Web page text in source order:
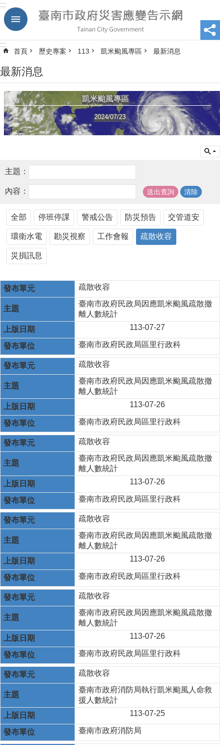
跳到主要內容區塊
:::
:::
首頁 歷史專案 113 凱米颱風專區 最新消息
最新消息
凱米颱風專區
2024/07/23
主題：
內容：
全部 停班停課 警戒公告 防災預告 交管道安
環衛水電 勘災視察 工作會報 疏散收容
災損訊息
疏散收容
臺南市政府民政局因應凱米颱風疏散撤
離人數統計
113-07-27
臺南市政府民政局區里行政科
疏散收容
臺南市政府民政局因應凱米颱風疏散撤
離人數統計
113-07-26
臺南市政府民政局區里行政科
疏散收容
臺南市政府民政局因應凱米颱風疏散撤
離人數統計
113-07-26
臺南市政府民政局區里行政科
疏散收容
臺南市政府民政局因應凱米颱風疏散撤
離人數統計
113-07-26
臺南市政府民政局區里行政科
疏散收容
臺南市政府民政局因應凱米颱風疏散撤
離人數統計
113-07-26
臺南市政府民政局區里行政科
疏散收容
臺南市政府消防局執行凱米颱風人命救
援人數統計
113-07-25
臺南市政府消防局